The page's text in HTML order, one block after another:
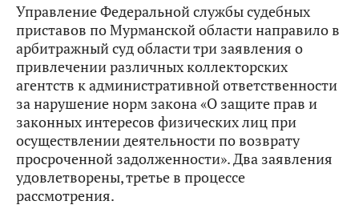
Управление Федеральной службы судебных
приставов по Мурманской области направило в
арбитражный суд области три заявления о
привлечении различных коллекторских
агентств к административной ответственности
за нарушение норм закона «О защите прав и
законных интересов физических лиц при
осуществлении деятельности по возврату
просроченной задолженности». Два заявления
удовлетворены, третье в процессе
рассмотрения.